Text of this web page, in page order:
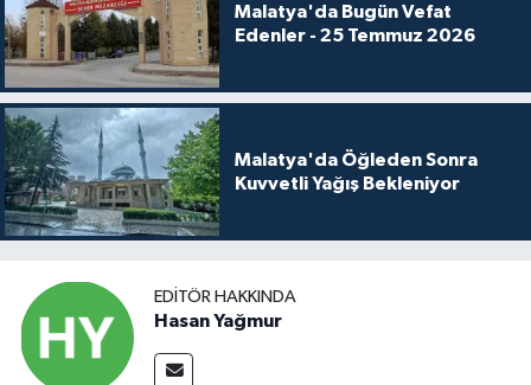
Malatya'da Bugün Vefat
Edenler - 25 Temmuz 2026
Malatya'da Öğleden Sonra
Kuvvetli Yağış Bekleniyor
EDITÖR HAKKINDA
Hasan Yağmur